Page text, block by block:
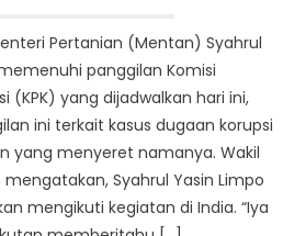
Pertanian (Mentan) Syahrul
panggilan Komisi
(KPK) yang dijadwalkan hari ini,
ini terkait kasus dugaan korupsi
yang menyeret namanya. Wakil
mengatakan, Syahrul Yasin Limpo
mengikuti kegiatan di India. “Iya